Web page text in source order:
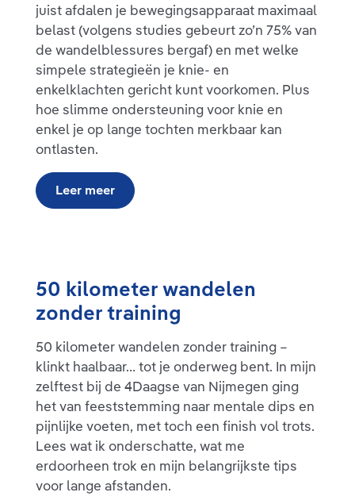
juist afdalen je bewegingsapparaat maximaal
belast (volgens studies gebeurt zo’n 75% van
de wandelblessures bergaf) en met welke
simpele strategieën je knie- en
enkelklachten gericht kunt voorkomen. Plus
hoe slimme ondersteuning voor knie en
enkel je op lange tochten merkbaar kan
ontlasten.
Leer meer
50 kilometer wandelen
zonder training
50 kilometer wandelen zonder training –
klinkt haalbaar… tot je onderweg bent. In mijn
zelftest bij de 4Daagse van Nijmegen ging
het van feeststemming naar mentale dips en
pijnlijke voeten, met toch een finish vol trots.
Lees wat ik onderschatte, wat me
erdoorheen trok en mijn belangrijkste tips
voor lange afstanden.